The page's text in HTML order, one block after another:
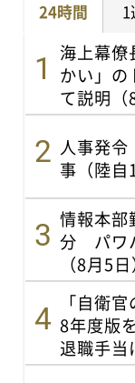
24時間 1
海上幕
かい」の
て説明（
人事発
事（陸自
情報本部
分 パワ
（8月5日
「自衛
8年度版
退職手当